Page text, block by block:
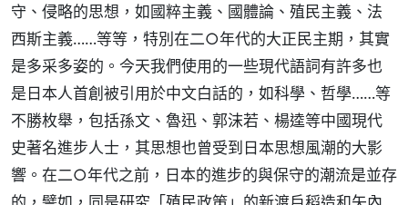
守、侵略的思想，如國粹主義、國體論、殖民主義、法
西斯主義……等等，特別在二○年代的大正民主期，其實
是多采多姿的。今天我們使用的一些現代語詞有許多也
是日本人首創被引用於中文白話的，如科學、哲學……等
不勝枚舉，包括孫文、魯迅、郭沫若、楊逵等中國現代
史著名進步人士，其思想也曾受到日本思想風潮的大影
響。在二○年代之前，日本的進步的與保守的潮流是並存